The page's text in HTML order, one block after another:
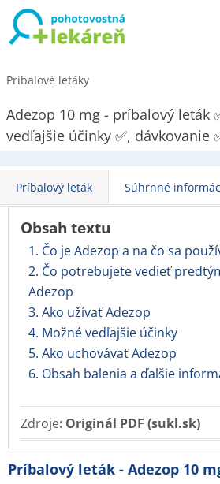
Príbalové letáky
Adezop 10 mg - príbalový leták
vedľajšie účinky ✅, dávkovanie
Príbalový leták Súhrnné
Obsah textu
1. Čo je Adezop a na čo sa
2. Čo potrebujete vedieť
Adezop
3. Ako užívať Adezop
4. Možné vedľajšie účinky
5. Ako uchovávať Adezop
6. Obsah balenia a ďalšie
Zdroje: Originál PDF (sukl.sk)
Príbalový leták - Adezop 10